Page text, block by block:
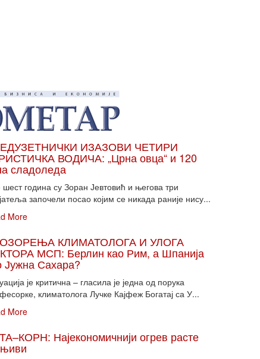
ИЗАЗОВИ ЧЕТИРИ
ВОДИЧА: „Црна овца“ и 120
сладоледа
година су Зоран Јевтовић и његова три
започели посао којим се никада раније нису...
More
КЛИМАТОЛОГА И УЛОГА
МСП: Берлин као Рим, а Шпанија
Јужна Сахара?
је критична – гласила је једна од порука
климатолога Лучке Кајфеж Богатај са У...
More
Најекономичнији огрев расте